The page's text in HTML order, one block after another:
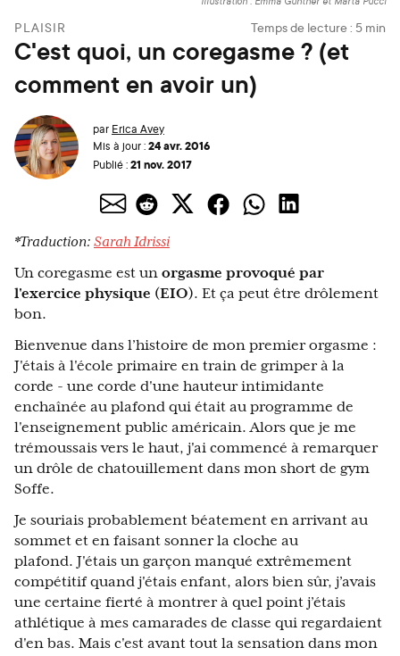
PLAISIR Temps de lecture : 5 min
C'est quoi, un coregasme ? (et
comment en avoir un)
par Erica Avey
Mis à jour :24 avr. 2016
Publié :21 nov. 2017
*Traduction: Sarah Idrissi
Un coregasme est un orgasme provoqué par
l'exercice physique (EIO). Et ça peut être drôlement
bon.
Bienvenue dans l’histoire de mon premier orgasme :
J'étais à l'école primaire en train de grimper à la
corde - une corde d'une hauteur intimidante
enchaînée au plafond qui était au programme de
l'enseignement public américain. Alors que je me
trémoussais vers le haut, j'ai commencé à remarquer
un drôle de chatouillement dans mon short de gym
Soffe.
Je souriais probablement béatement en arrivant au
sommet et en faisant sonner la cloche au
plafond. J'étais un garçon manqué extrêmement
compétitif quand j'étais enfant, alors bien sûr, j’avais
une certaine fierté à montrer à quel point j’étais
athlétique à mes camarades de classe qui regardaient
d'en bas. Mais c'est avant tout la sensation dans mon